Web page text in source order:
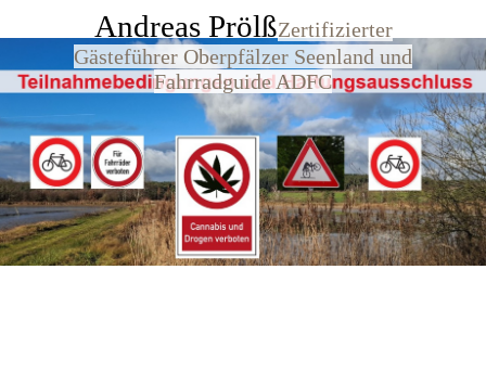
Andreas PrölßZertifizierter
Gästeführer Oberpfälzer Seenland und
Fahrradguide ADFC